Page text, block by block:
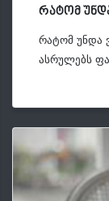
რატომ
რატომ უნდა
ასრულებს